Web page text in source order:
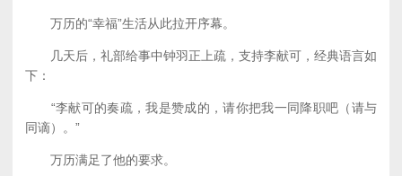
万历的“幸福”生活从此拉开序幕。
几天后，礼部给事中钟羽正上疏，支持李献可，经典语言如
下：
“李献可的奏疏，我是赞成的，请你把我一同降职吧（请与
同谪）。”
万历满足了他的要求。